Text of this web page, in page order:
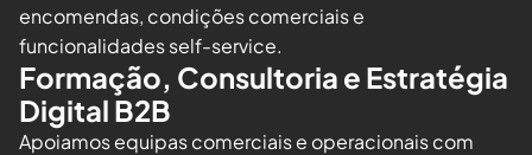
encomendas, condições comerciais e
funcionalidades self-service.
Formação, Consultoria e Estratégia
Digital B2B
Apoiamos equipas comerciais e operacionais com